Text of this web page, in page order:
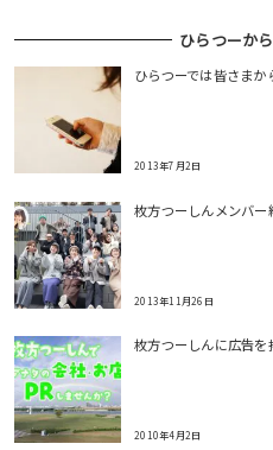
ひらつーか
ひらつーでは皆さまか
2013年7月2日
枚方つーしんメンバー
2013年11月26日
枚方つーしんに広告
2010年4月2日